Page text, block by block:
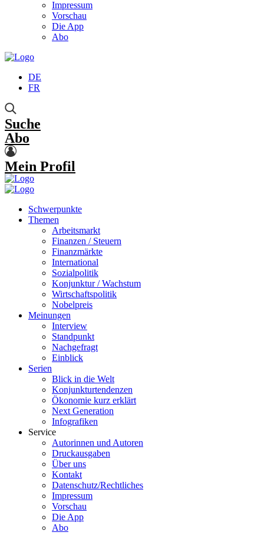
Impressum
Vorschau
Die App
Abo
DE
FR
Suche
Abo
Mein Profil
Schwerpunkte
Themen
Arbeitsmarkt
Finanzen / Steuern
Finanzmärkte
International
Sozialpolitik
Konjunktur / Wachstum
Wirtschaftspolitik
Nobelpreis
Meinungen
Interview
Standpunkt
Nachgefragt
Einblick
Serien
Blick in die Welt
Konjunkturtendenzen
Ökonomie kurz erklärt
Next Generation
Infografiken
Service
Autorinnen und Autoren
Druckausgaben
Über uns
Kontakt
Datenschutz/Rechtliches
Impressum
Vorschau
Die App
Abo